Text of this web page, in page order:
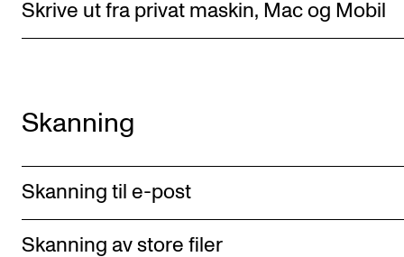
Studentutvalet SUT
Hvem gjør hva i administrasjonen?
Skrive ut fra privat maskin, Mac og Mobil
Skanning
Skanning til e-post
Skanning av store filer